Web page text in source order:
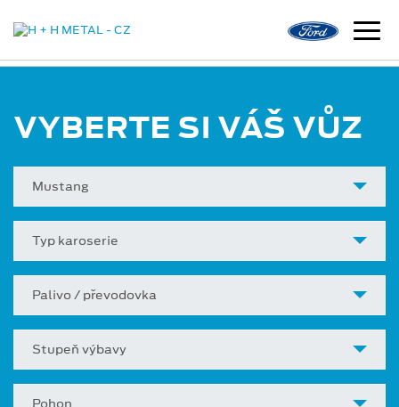
VYBERTE SI VÁŠ VŮZ
Mustang
Typ karoserie
Palivo / převodovka
Stupeň výbavy
Pohon